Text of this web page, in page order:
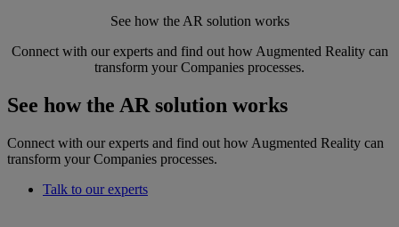
See how the AR solution works
Connect with our experts and find out how Augmented Reality can
transform your Companies processes.
See how the AR solution works
Connect with our experts and find out how Augmented Reality can
transform your Companies processes.
Talk to our experts